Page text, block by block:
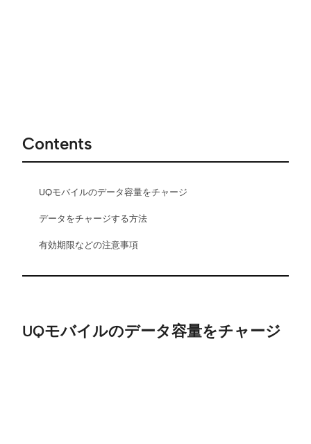
Contents
UQモバイルのデータ容量をチャージ
データをチャージする方法
有効期限などの注意事項
UQモバイルのデータ容量をチャージ